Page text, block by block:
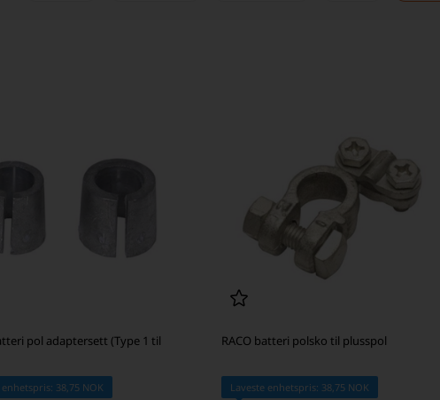
pol adaptersett (Type 1 til
enhetspris: 38,75 NOK
RACO batteri polsko til plusspol
Laveste enhetspris: 38,75 NOK